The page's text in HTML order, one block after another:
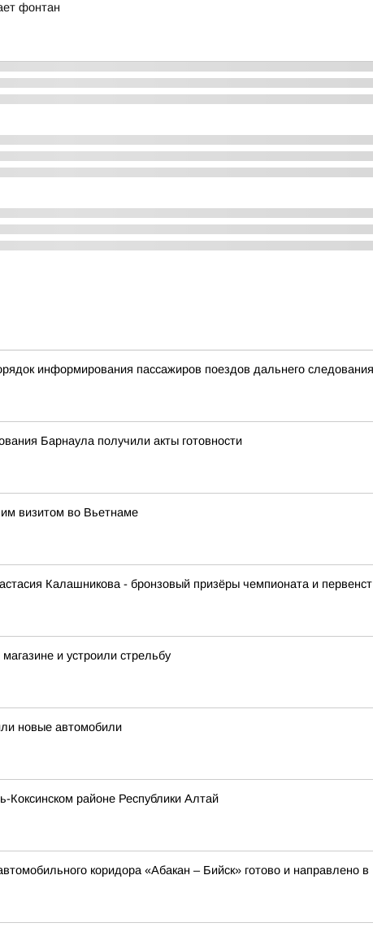
фонтан
информирования пассажиров поездов дальнего следования
Барнаула получили акты готовности
визитом во Вьетнаме
Калашникова - бронзовый призёры чемпионата и
и устроили стрельбу
новые автомобили
Коксинском районе Республики Алтай
коридора «Абакан – Бийск» готово и направлено